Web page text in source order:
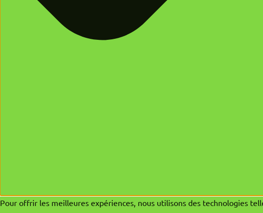
Pour offrir les meilleures expériences, nous utilisons des technologies